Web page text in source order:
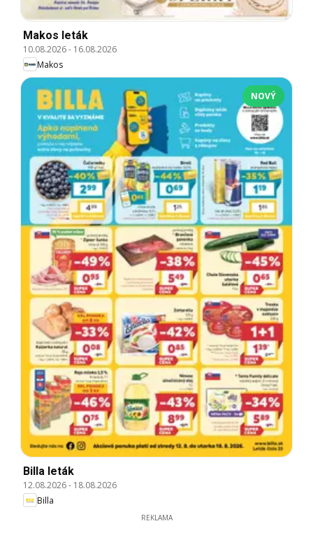
Makos leták
10.08.2026- 16.08.2026
Makos
NOVÝ
Billa leták
12.08.2026- 18.08.2026
Billa
REKLAMA